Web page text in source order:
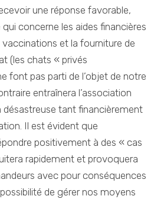
une réponse favorable,
concerne les aides financières
et la fourniture de
(les chats « privés
font pas parti de l’objet de notre
entraînera l’association
désastreuse tant financièrement
Il est évident que
positivement à des « cas
rapidement et provoquera
avec pour conséquences
de gérer nos moyens